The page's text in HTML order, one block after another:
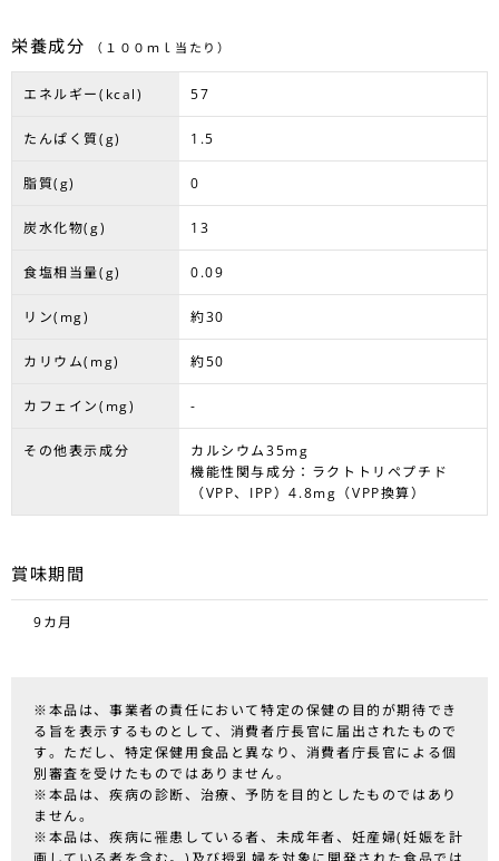
栄養成分 （１００ｍｌ当たり）
エネルギー(kcal) 57
たんぱく質(g) 1.5
脂質(g) 0
炭水化物(g) 13
食塩相当量(g) 0.09
リン(mg) 約30
カリウム(mg) 約50
カフェイン(mg) -
その他表示成分
カルシウム35mg
機能性関与成分：ラクトトリペプチド
（VPP、IPP）4.8mg（VPP換算）
賞味期間
9カ月
※本品は、事業者の責任において特定の保健の目的が期待でき
る旨を表示するものとして、消費者庁長官に届出されたもので
す。ただし、特定保健用食品と異なり、消費者庁長官による個
別審査を受けたものではありません。
※本品は、疾病の診断、治療、予防を目的としたものではあり
ません。
※本品は、疾病に罹患している者、未成年者、妊産婦(妊娠を計